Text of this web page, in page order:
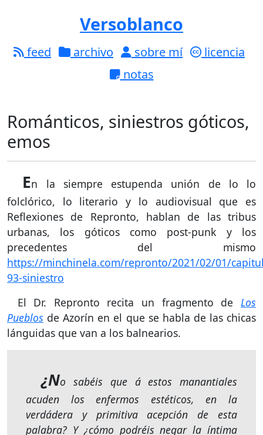
Versoblanco
feed archivo sobre mí
licencia
notas
Románticos, siniestros góticos,
emos
En la siempre estupenda unión de lo lo
folclórico, lo literario y lo audiovisual que es
Reflexiones de Repronto, hablan de las tribus
urbanas, los góticos como post-punk y los
precedentes del mismo
https://minchinela.com/repronto/2021/02/01/
93-siniestro
El Dr. Repronto recita un fragmento de Los
Pueblos de Azorín en el que se habla de las chicas
lánguidas que van a los balnearios.
¿No sabéis que á estos manantiales
acuden los enfermos estéticos, en la
verdádera y primitiva acepción de esta
palabra? Y ¿cómo podréis negar la íntima